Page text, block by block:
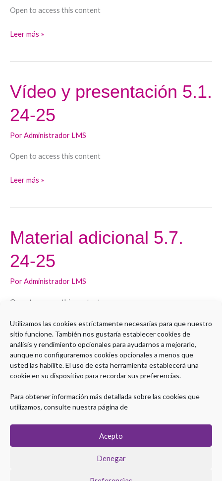
Utilizamos las cookies estrictamente necesarias para que nuestro
sitio funcione. También nos gustaría establecer cookies de
análisis y rendimiento opcionales para ayudarnos a mejorarlo,
aunque no configuraremos cookies opcionales a menos que
usted las habilite. El uso de esta herramienta establecerá una
cookie en su dispositivo para recordar sus preferencias.
Para obtener información más detallada sobre las cookies que
utilizamos, consulte nuestra página de
Acepto
Denegar
Open to access this content
Leer más »
Vídeo y presentación 5.1.
24-25
PorAdministrador LMS
Open to access this content
Vídeo
presentación
24-
25
Leer más »
Material adicional 5.7.
24-25
PorAdministrador LMS
Open to access this content
Material
adicional
5.7.
25
Leer más »
1 2 … 11 Siguiente